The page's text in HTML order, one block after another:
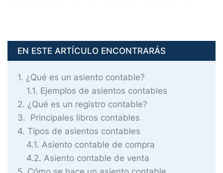
EN ESTE ARTÍCULO ENCONTRARÁS
1 ¿Qué es un asiento contable?
1.1 Ejemplos de asientos contables
2 ¿Qué es un registro contable?
3
Principales libros contables
4 Tipos de asientos contables
4.1 Asiento contable de compra
4.2 Asiento contable de venta